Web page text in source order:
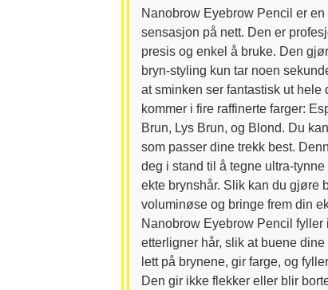
Nanobrow Eyebrow Pencil er
sensasjon på nett. Den er
presis og enkel å bruke. Den
bryn-styling kun tar noen
at sminken ser fantastisk ut hele
kommer i fire raffinerte farger:
Brun, Lys Brun, og Blond. Du
som passer dine trekk best.
deg i stand til å tegne ultra-
ekte brynshår. Slik kan du gjøre
voluminøse og bringe frem din
Nanobrow Eyebrow Pencil
etterligner hår, slik at buene
lett på brynene, gir farge, og
Den gir ikke flekker eller blir